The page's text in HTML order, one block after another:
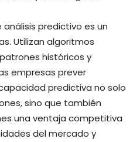
predictivo es un
Utilizan algoritmos
históricos y
empresas prever
predictiva no solo
sino que también
una ventaja competitiva
del mercado y